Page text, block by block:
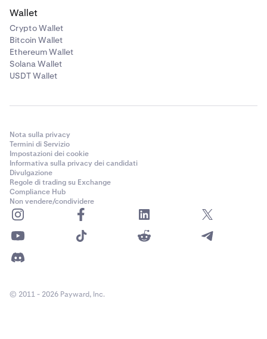
Wallet
Crypto Wallet
Bitcoin Wallet
Ethereum Wallet
Solana Wallet
USDT Wallet
Nota sulla privacy
Termini di Servizio
Impostazioni dei cookie
Informativa sulla privacy dei candidati
Divulgazione
Regole di trading su Exchange
Compliance Hub
Non vendere/condividere
© 2011 - 2026 Payward, Inc.